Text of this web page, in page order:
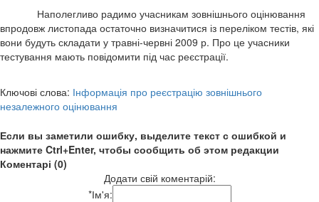
Наполегливо радимо учасникам зовнішнього оцінювання
впродовж листопада остаточно визначитися із переліком тестів, які
вони будуть складати у травні-червні 2009 р. Про це учасники
тестування мають повідомити під час реєстрації.
Ключові слова: Інформація про реєстрацію зовнішнього
незалежного оцінювання
Если вы заметили ошибку, выделите текст с ошибкой и
нажмите Ctrl+Enter, чтобы сообщить об этом редакции
Коментарі (0)
Додати свій коментарій:
*Ім'я: